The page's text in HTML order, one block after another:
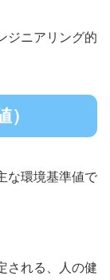
ジニアリング的
な環境基準値で
される、人の健